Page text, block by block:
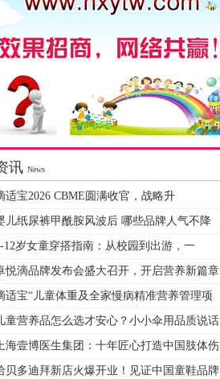
讯 News
适宝2026 CBME圆满收官，战略升
儿纸尿裤甲酰胺风波后 哪些品牌人气不降
12岁女童穿搭指南：从校园到出游，一
悦滴品牌发布会盛大召开，开启营养新篇章
适宝“儿童体重及全家慢病精准营养管理项
童营养品怎么选才安心？小小伞用品质说话
海壹博医生集团：十年匠心打造中国肢体伤
贝多迪拜新店火爆开业！见证中国童鞋品牌